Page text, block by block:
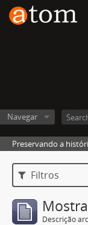
Navegar
Preservando a
Filtros
Descrição